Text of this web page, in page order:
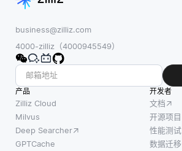
business@zilliz.com
4000-zilliz（4000945549）
产品
Zilliz Cloud
Milvus
Deep Searcher
GPTCache
开发者
文档
开源项目
性能测试
数据迁移